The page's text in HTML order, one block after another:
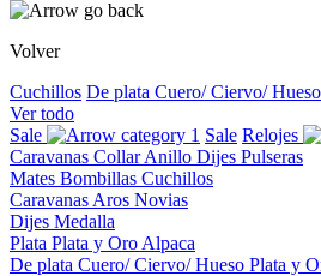
Volver
Cuchillos De plata Cuero/ Ciervo/ Hueso
Ver todo
Sale
Sale Relojes
Caravanas CollarAnillo Dijes Pulseras
Mates Bombillas Cuchillos
Caravanas Aros Novias
Dijes Medalla
Plata Plata y Oro Alpaca
De plata Cuero/ Ciervo/ Hueso Plata y